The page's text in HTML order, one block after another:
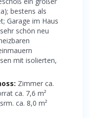
bestens als
Garage im Haus
schön neu
mit isolierten,
Zimmer ca.
ca. 7,6 m²
ca. 8,0 m²